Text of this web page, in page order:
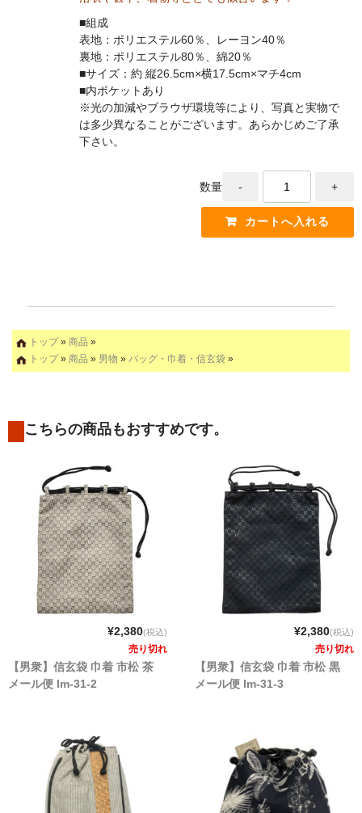
■組成
表地：ポリエステル60％、レーヨン40％
裏地：ポリエステル80％、綿20％
■サイズ：約 縦26.5cm×横17.5cm×マチ4cm
■内ポケットあり
※光の加減やブラウザ環境等により、写真と実物で
は多少異なることがございます。あらかじめご了承
下さい。
数量
トップ» 商品 »
トップ» 商品 » 男物 » バッグ・巾着・信玄袋 »
こちらの商品もおすすめです。
¥2,380(税込)
売り切れ
【男衆】信玄袋 巾着 市松 茶
メール便 lm-31-2
¥2,380(税込)
売り切れ
【男衆】信玄袋 巾着 市松 黒
メール便 lm-31-3